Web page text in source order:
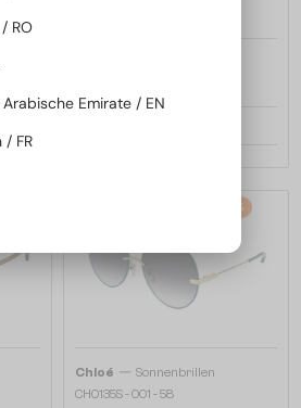
-34%
Chloé — Sonnenbrillen
CH0135S - 001 - 58
RO
Emirate / EN
/ FR